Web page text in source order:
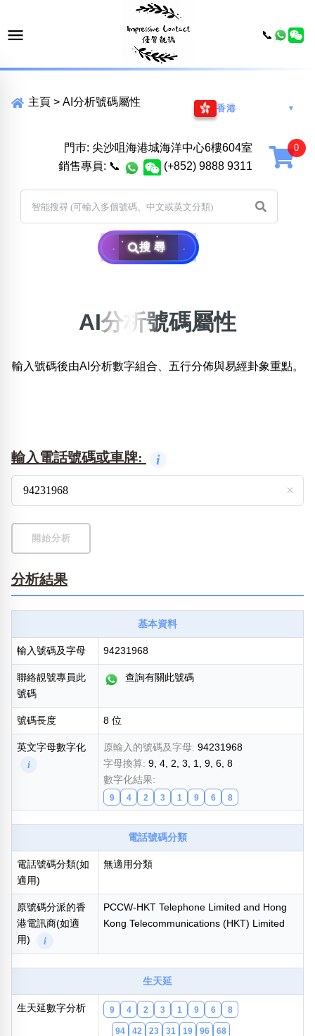
主頁 > AI分析號碼屬性
香港 ▼
門巿: 尖沙咀海港城海洋中心6樓604室
銷售專員: 📞 (+852) 9888 9311
搜尋
位置:
清除全部分類
清除全部分類
熱門分類
888尾
999尾 777尾 9字頭
清除全部分類
搜尋
幸運號分類
幸運分類
基本分類
位置分類
包含數字
次數分類
生天延/貴財成
五行
清除全部分類
AI分析號碼屬性
輸入號碼後由AI分析數字組合、五行分佈與易經卦象重點。
輸入電話號碼或車牌: i
×
開始分析
分析結果
基本資料
輸入號碼及字母 94231968
聯絡靚號專員此
號碼
查詢有關此號碼
號碼長度 8 位
英文字母數字化
i
原輸入的號碼及字母: 94231968
字母換算: 9, 4, 2, 3, 1, 9, 6, 8
數字化結果:
9 4 2 3 1 9 6 8
電話號碼分類
電話號碼分類(如
適用)
無適用分類
原號碼分派的香
港電訊商(如適
用)
i
PCCW-HKT Telephone Limited and Hong
Kong Telecommunications (HKT) Limited
生天延
生天延數字分析 9 4 2 3 1 9 6 8
94 42 23 31 19 96 68
📞